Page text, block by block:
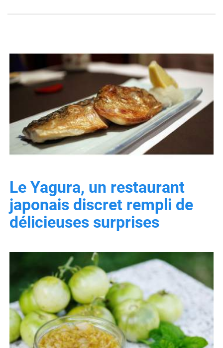
Le Yagura, un restaurant
japonais discret rempli de
délicieuses surprises